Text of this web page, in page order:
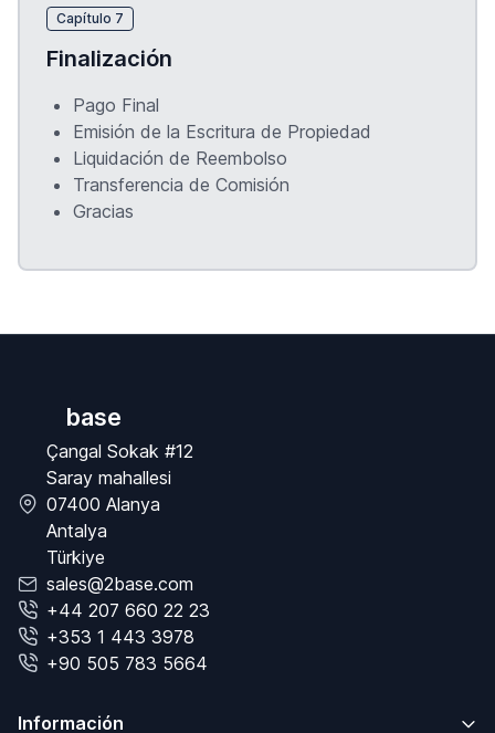
Capítulo 7
Finalización
Pago Final
Emisión de la Escritura de Propiedad
Liquidación de Reembolso
Transferencia de Comisión
Gracias
base
Çangal Sokak #12
Saray mahallesi
07400 Alanya
Antalya
Türkiye
sales@2base.com
+44 207 660 22 23
+353 1 443 3978
+90 505 783 5664
Información